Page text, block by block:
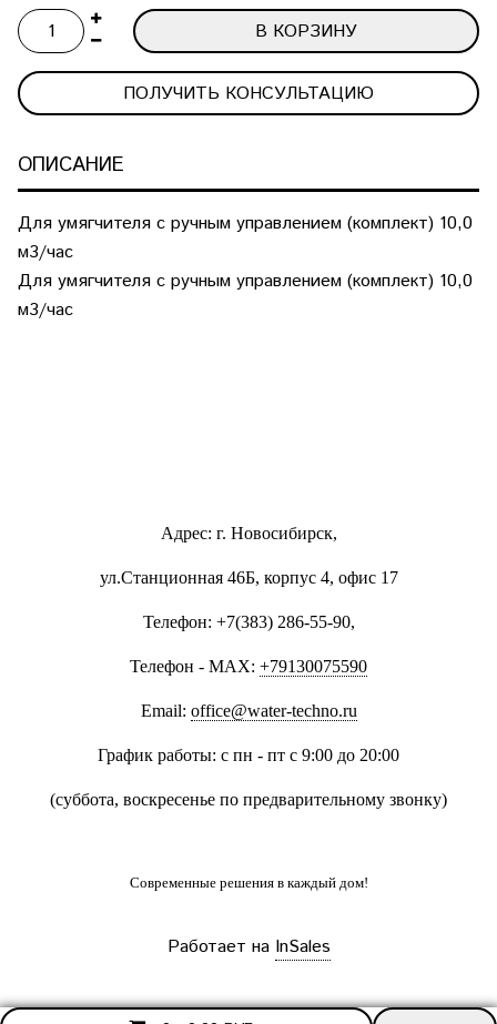
В КОРЗИНУ
ПОЛУЧИТЬ КОНСУЛЬТАЦИЮ
ОПИСАНИЕ
Для умягчителя с ручным управлением (комплект) 10,0
м3/час
Для умягчителя с ручным управлением (комплект) 10,0
м3/час
Адрес: г. Новосибирск,
ул.Станционная 46Б, корпус 4, офис 17
Телефон: +7(383) 286-55-90,
Телефон - MAX: +79130075590
Email: office@water-techno.ru
График работы: с пн - пт с 9:00 до 20:00
(суббота, воскресенье по предварительному звонку)
Современные решенияв каждый дом!
Работает на InSales